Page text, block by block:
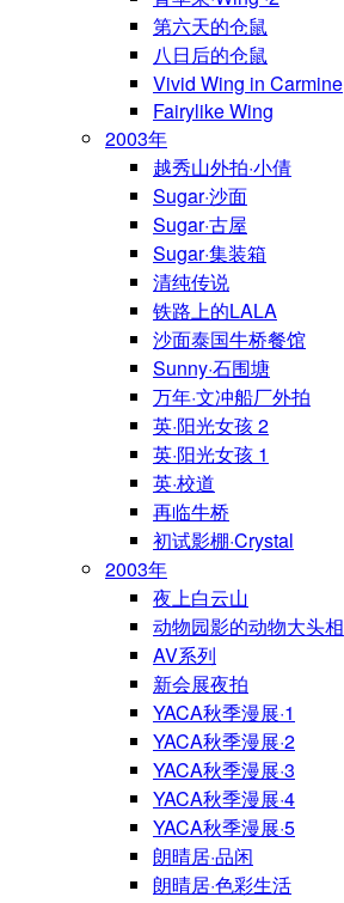
第六天的仓鼠
八日后的仓鼠
Vivid Wing in Carmine
Fairylike Wing
2003年
越秀山外拍·小倩
Sugar·沙面
Sugar·古屋
Sugar·集装箱
清纯传说
铁路上的LALA
沙面泰国牛桥餐馆
Sunny·石围塘
万年·文冲船厂外拍
英·阳光女孩 2
英·阳光女孩 1
英·校道
再临牛桥
初试影棚·Crystal
2003年
夜上白云山
动物园影的动物大头相
AV系列
新会展夜拍
YACA秋季漫展·1
YACA秋季漫展·2
YACA秋季漫展·3
YACA秋季漫展·4
YACA秋季漫展·5
朗晴居·品闲
朗晴居·色彩生活